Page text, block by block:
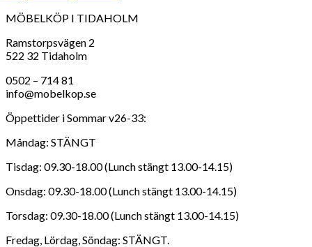
MÖBELKÖP I TIDAHOLM
Ramstorpsvägen 2
522 32 Tidaholm
0502 – 714 81
info@mobelkop.se
Öppettider i Sommar v26-33:
Måndag: STÄNGT
Tisdag: 09.30-18.00 (Lunch stängt 13.00-14.15)
Onsdag: 09.30-18.00 (Lunch stängt 13.00-14.15)
Torsdag: 09.30-18.00 (Lunch stängt 13.00-14.15)
Fredag, Lördag, Söndag: STÄNGT.